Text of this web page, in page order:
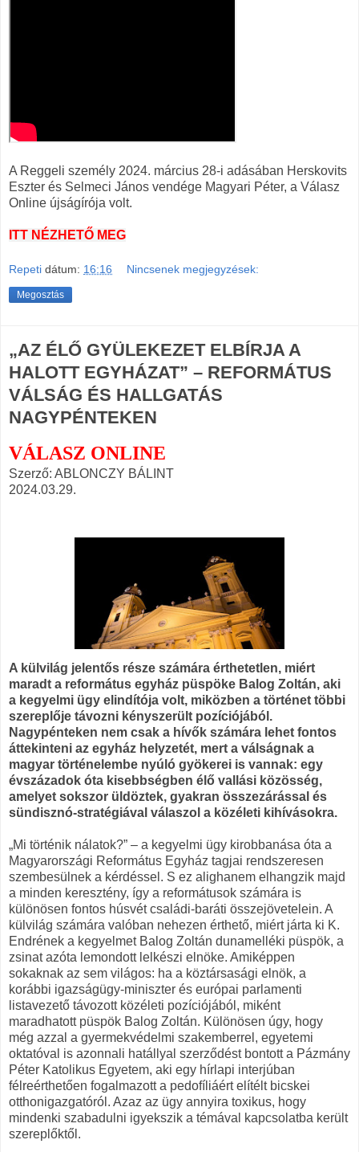
A Reggeli személy 2024. március 28-i adásában Herskovits
Eszter és Selmeci János vendége Magyari Péter, a Válasz
Online újságírója volt.
ITT NÉZHETŐ MEG
Repeti dátum: 16:16 Nincsenek megjegyzések:
Megosztás
„AZ ÉLŐ GYÜLEKEZET ELBÍRJA A
HALOTT EGYHÁZAT” – REFORMÁTUS
VÁLSÁG ÉS HALLGATÁS
NAGYPÉNTEKEN
VÁLASZ ONLINE
Szerző: ABLONCZY BÁLINT
2024.03.29.
A külvilág jelentős része számára érthetetlen, miért
maradt a református egyház püspöke Balog Zoltán, aki
a kegyelmi ügy elindítója volt, miközben a történet többi
szereplője távozni kényszerült pozíciójából.
Nagypénteken nem csak a hívők számára lehet fontos
áttekinteni az egyház helyzetét, mert a válságnak a
magyar történelembe nyúló gyökerei is vannak: egy
évszázadok óta kisebbségben élő vallási közösség,
amelyet sokszor üldöztek, gyakran összezárással és
sündisznó-stratégiával válaszol a közéleti kihívásokra.
„Mi történik nálatok?” – a kegyelmi ügy kirobbanása óta a
Magyarországi Református Egyház tagjai rendszeresen
szembesülnek a kérdéssel. S ez alighanem elhangzik majd
a minden keresztény, így a reformátusok számára is
különösen fontos húsvét családi-baráti összejövetelein. A
külvilág számára valóban nehezen érthető, miért járta ki K.
Endrének a kegyelmet Balog Zoltán dunamelléki püspök, a
zsinat azóta lemondott lelkészi elnöke. Amiképpen
sokaknak az sem világos: ha a köztársasági elnök, a
korábbi igazságügy-miniszter és európai parlamenti
listavezető távozott közéleti pozíciójából, miként
maradhatott püspök Balog Zoltán. Különösen úgy, hogy
még azzal a gyermekvédelmi szakemberrel, egyetemi
oktatóval is azonnali hatállyal szerződést bontott a Pázmány
Péter Katolikus Egyetem, aki egy hírlapi interjúban
félreérthetően fogalmazott a pedofíliáért elítélt bicskei
otthonigazgatóról. Azaz az ügy annyira toxikus, hogy
mindenki szabadulni igyekszik a témával kapcsolatba került
szereplőktől.